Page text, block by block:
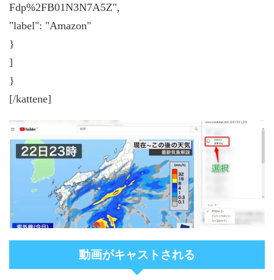
Fdp%2FB01N3N7A5Z",
"label": "Amazon"
}
]
}
[/kattene]
動画がキャストされる